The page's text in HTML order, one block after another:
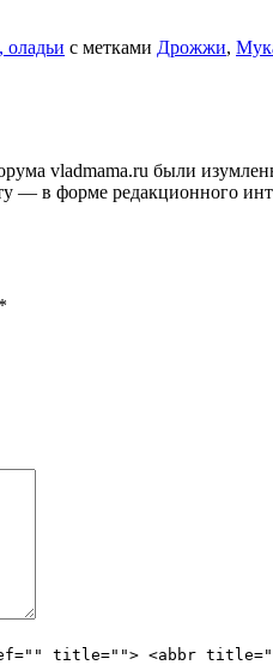
с метками Дрожжи,
vladmama.ru были
— в форме редакционного
*
title=""> <abbr